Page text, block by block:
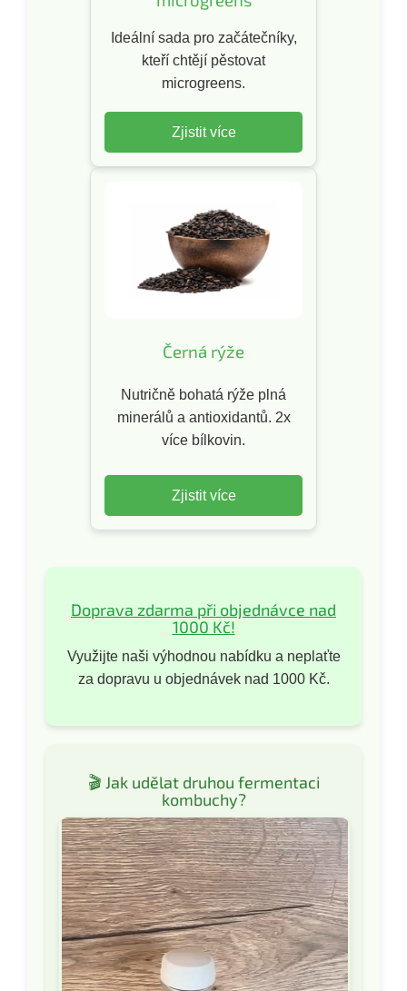
Ideální sada pro začátečníky,
kteří chtějí pěstovat
microgreens.
Zjistit více
Černá rýže
Nutričně bohatá rýže plná
minerálů a antioxidantů. 2x
více bílkovin.
Zjistit více
Doprava zdarma při objednávce nad
1000 Kč!
Využijte naši výhodnou nabídku a neplaťte
za dopravu u objednávek nad 1000 Kč.
🎬 Jak udělat druhou fermentaci
kombuchy?